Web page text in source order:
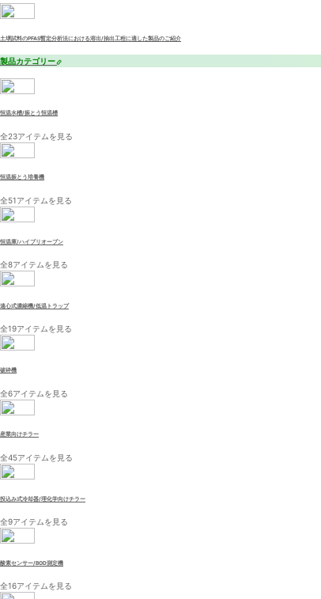
土壌試料のPFAS暫定分析法における溶出/抽出工程に適した製品のご紹介
製品カテゴリー
恒温水槽/振とう恒温槽
全23アイテムを見る
恒温振とう培養機
全51アイテムを見る
恒温庫/ハイブリオーブン
全8アイテムを見る
遠心式濃縮機/低温トラップ
全19アイテムを見る
破砕機
全6アイテムを見る
産業向けチラー
全45アイテムを見る
投込み式冷却器/理化学向けチラー
全9アイテムを見る
酸素センサー/BOD測定機
全16アイテムを見る